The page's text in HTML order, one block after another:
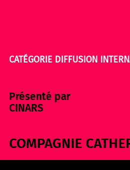
CATÉGORIE DIFFUSION
Présenté par
CINARS
COMPAGNIE